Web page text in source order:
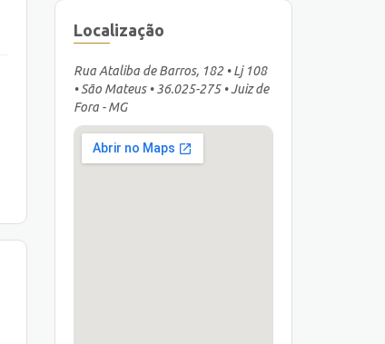
Localização
Rua Ataliba de Barros, 182 • Lj 108
• São Mateus • 36.025-275 • Juiz de
Fora - MG